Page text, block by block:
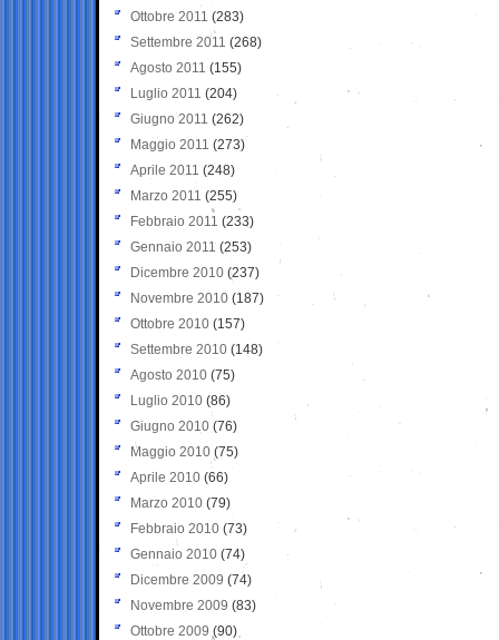
Ottobre 2011 (283)
Settembre 2011 (268)
Agosto 2011 (155)
Luglio 2011 (204)
Giugno 2011 (262)
Maggio 2011 (273)
Aprile 2011 (248)
Marzo 2011 (255)
Febbraio 2011 (233)
Gennaio 2011 (253)
Dicembre 2010 (237)
Novembre 2010 (187)
Ottobre 2010 (157)
Settembre 2010 (148)
Agosto 2010 (75)
Luglio 2010 (86)
Giugno 2010 (76)
Maggio 2010 (75)
Aprile 2010 (66)
Marzo 2010 (79)
Febbraio 2010 (73)
Gennaio 2010 (74)
Dicembre 2009 (74)
Novembre 2009 (83)
Ottobre 2009 (90)